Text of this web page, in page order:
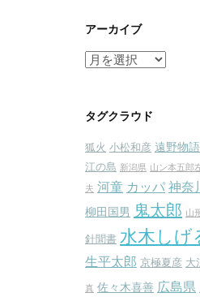
アーカイブ
ア
イ
タグクラウド
狐火 小松和彦 遠野物語
江の島 新潟県 山ン本五郎
夫 河童 カッパ 神奈
柳田国男 鬼太郎 山
針聞書 水木しげ
生平太郎 京極夏彦 大
真 佐々木喜善 広島県